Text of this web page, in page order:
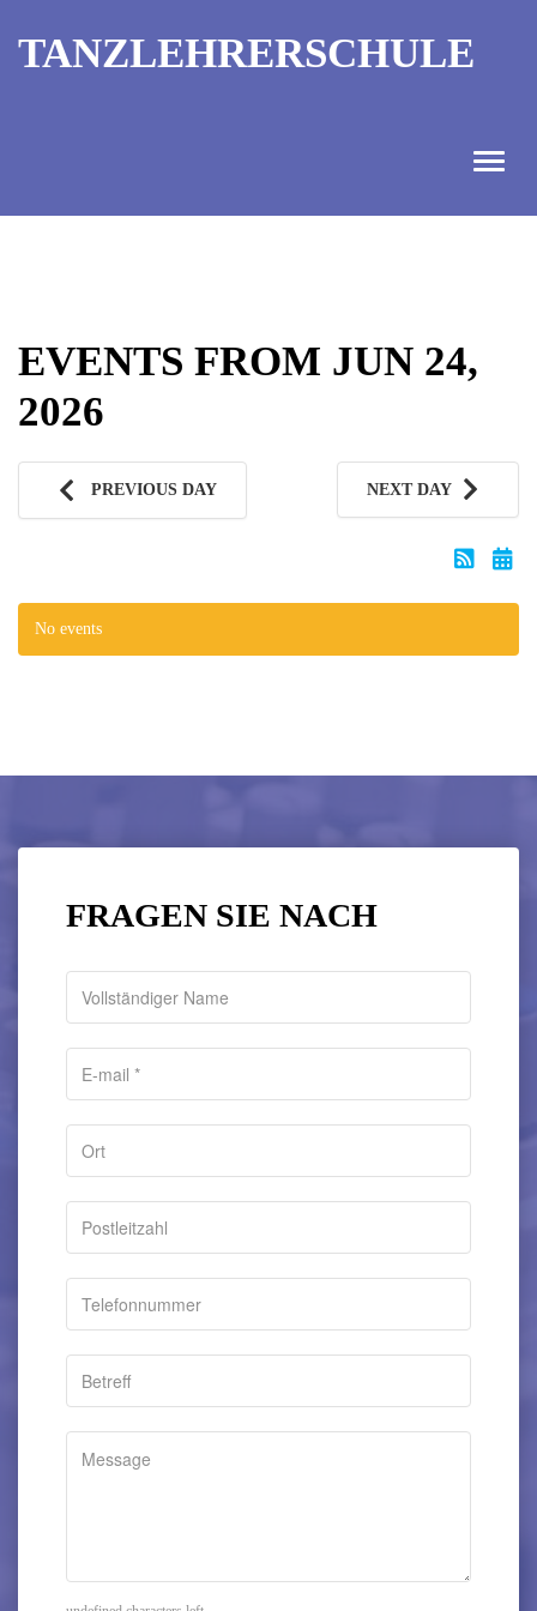
TANZLEHRERSCHULE
AUSBILDUNGTERMINE
KONTAKT
TANZMEISTER
EVENTS FROM JUN 24,
2026
PREVIOUS DAY NEXT DAY
No events
FRAGEN SIE NACH